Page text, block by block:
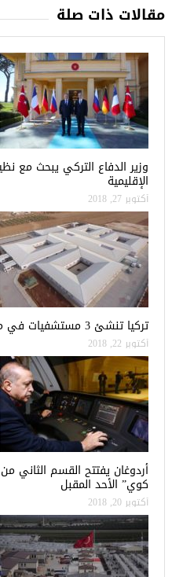
مقالات ذات صلة
وزير الدفاع التركي يبحث مع
الإقليمية
أكتوبر 27, 2018
تركيا تنشئ 3 مستشفيات في مناطق درع الفرات بسوريا
أكتوبر 22, 2018
أردوغان يفتتح القسم الثاني
كوي” الأحد المقبل
أكتوبر 20, 2018